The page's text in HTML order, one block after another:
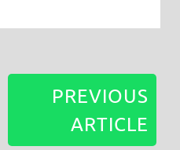
PREVIOUS
ARTICLE